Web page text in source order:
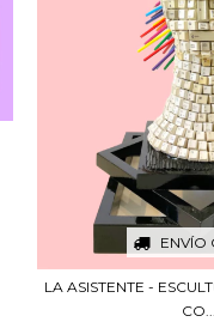
ENVÍO
LA ASISTENTE -
CO...